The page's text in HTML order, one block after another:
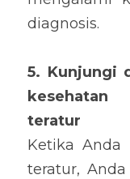
diagnosis.
5. Kunjungi
teratur
Ketika Anda
teratur,